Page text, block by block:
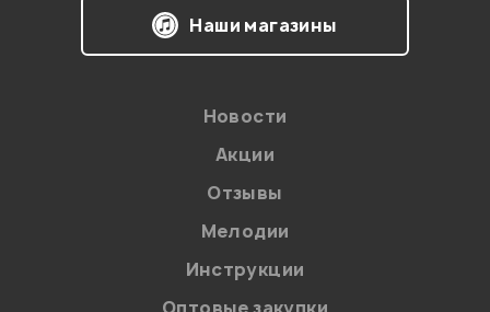
на обработку персональных данных в
Политикой в отношении обработки
персональных данных.
Наши магазины
Новости
Акции
Отзывы
Мелодии
Инструкции